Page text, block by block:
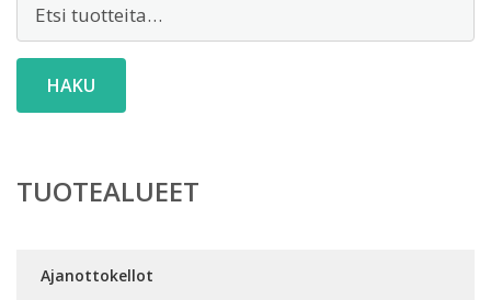
HAKU
TUOTEALUEET
Ajanottokellot